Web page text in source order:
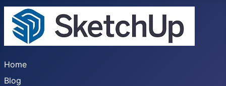
Home
Blog